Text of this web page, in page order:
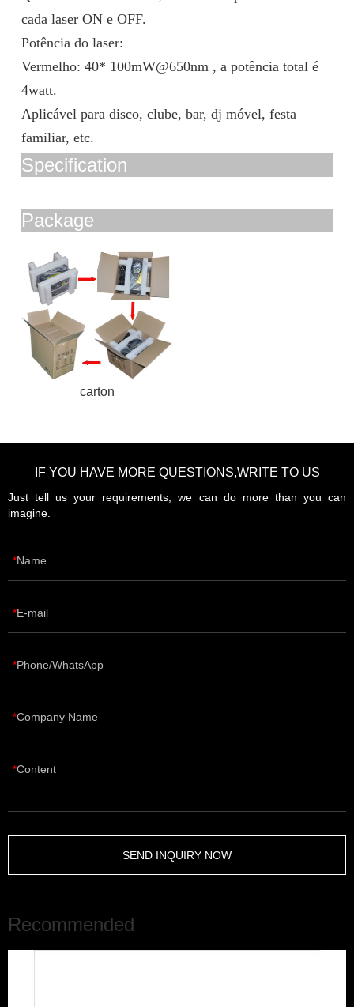
cada laser ON e OFF.
Potência do laser:
Vermelho: 40* 100mW@650nm , a potência total é
4watt.
Aplicável para disco, clube, bar, dj móvel, festa
familiar, etc.
Specification
Package
carton
IF YOU HAVE MORE QUESTIONS,WRITE TO US
Just tell us your requirements, we can do more than you can
imagine.
Name
E-mail
Phone/WhatsApp
Company Name
Content
SEND INQUIRY NOW
Recommended